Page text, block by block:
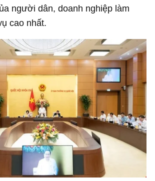
người dân, doanh nghiệp làm
cao nhất.